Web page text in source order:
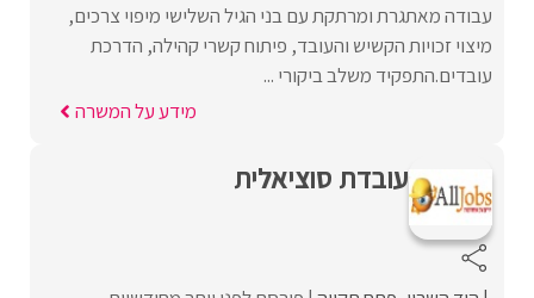
עבודה מאתגרת ומרתקת עם בני הגיל השלישי מיפוי צרכים,
מיצוי זכויות הקשיש והעובד, פיתוח קשרי קהילה, הדרכת
עובדים.התפקיד משלב ביקורי ...
מידע על המשרה
עובדת סוציאלית